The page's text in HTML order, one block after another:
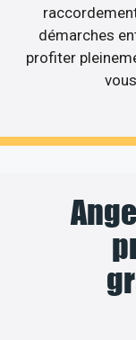
démarches
profiter